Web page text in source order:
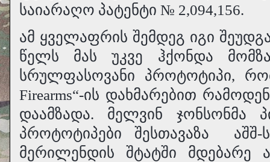
საიარაღო პატენტი № 2,094,156.
ამ ყველაფრის შემდეგ იგი
წელს მას უკვე ჰქონდა
სრულფასოვანი პროტოტიპი,
Firearms“-ის დახმარებით
დაამზადა. მელვინ
პროტოტიპები შესთავაზა
მერილენდის შტატში მდებარე